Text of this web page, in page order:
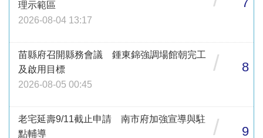
理示範區
2026-08-04 13:17
苗縣府召開縣務會議 鍾東錦強調場館朝完工
及啟用目標
2026-08-05 00:45
/ 8
老宅延壽9/11截止申請 南市府加強宣導與駐
點輔導
/ 9